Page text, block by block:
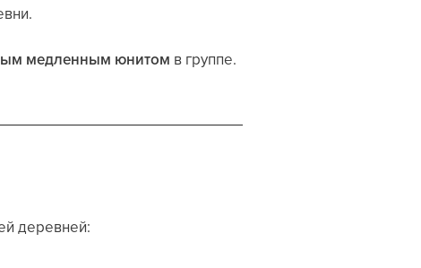
медленным юнитом в группе.
деревней: